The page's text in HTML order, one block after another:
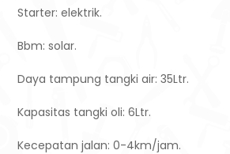
Starter: elektrik.
Bbm: solar.
Daya tampung tangki air: 35Ltr.
Kapasitas tangki oli: 6Ltr.
Kecepatan jalan: 0-4km/jam.